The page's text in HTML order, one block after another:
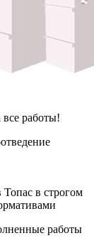
работы!
Топас в строгом
работы